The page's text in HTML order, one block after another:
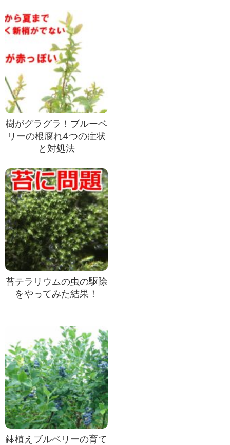
樹がグラグラ！ブルーベ
リーの根腐れ4つの症状
と対処法
苔テラリウムの虫の駆除
をやってみた結果！
鉢植えブルベリーの育て